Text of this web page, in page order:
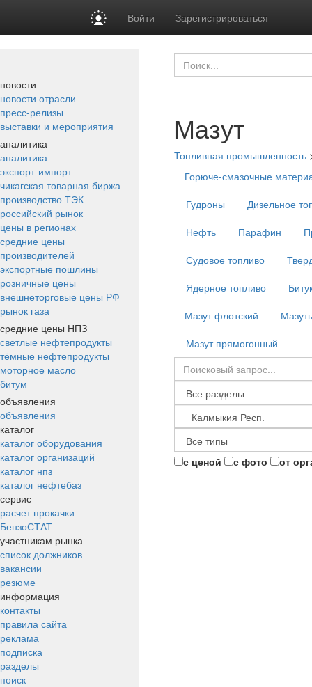
Войти Зарегистрироваться
новости
новости отрасли
пресс-релизы
выставки и мероприятия
аналитика
аналитика
экспорт-импорт
чикагская товарная биржа
производство ТЭК
российский рынок
цены в регионах
средние цены
производителей
экспортные пошлины
розничные цены
внешнеторговые цены РФ
рынок газа
средние цены НПЗ
светлые нефтепродукты
тёмные нефтепродукты
моторное масло
битум
объявления
объявления
каталог
каталог оборудования
каталог организаций
каталог нпз
каталог нефтебаз
сервис
расчет прокачки
БензоСТАТ
участникам рынка
список должников
вакансии
резюме
информация
контакты
правила сайта
реклама
подписка
разделы
поиск
Мазут
Топливная промышленность
Горюче-смазочные
Гудроны
Дизельное
Нефть
Парафин
Судовое топливо
Ядерное топливо
Мазут флотский
Мазут прямогонный
с ценой с фото от